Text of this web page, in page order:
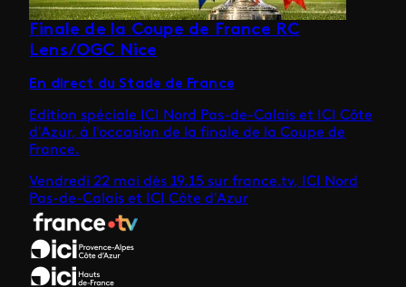
Finale de la Coupe de France RC
Lens/OGC Nice
En direct du Stade de France
Edition spéciale ICI Nord Pas-de-Calais et ICI Côte
d'Azur, à l'occasion de la finale de la Coupe de
France.
Vendredi 22 mai dès 19.15 sur france.tv, ICI Nord
Pas-de-Calais et ICI Côte d'Azur